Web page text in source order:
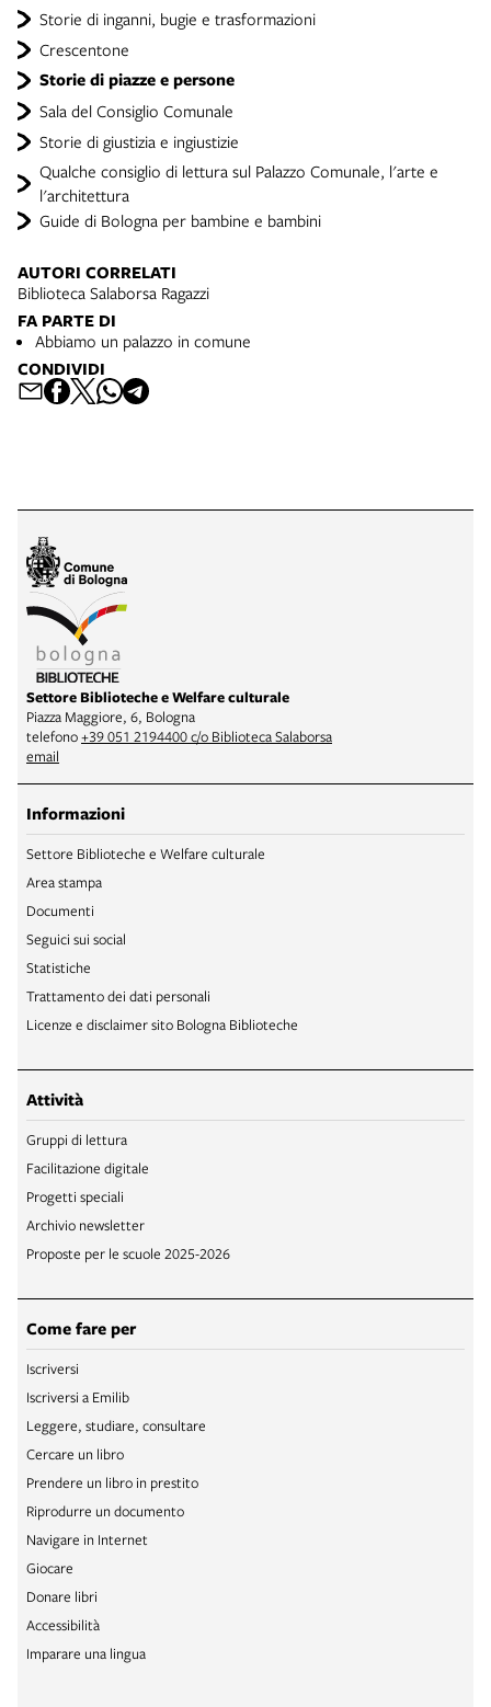
Storie di inganni, bugie e trasformazioni
Crescentone
Storie di piazze e persone
Sala del Consiglio Comunale
Storie di giustizia e ingiustizie
Qualche consiglio di lettura sul Palazzo Comunale, l'arte e
l'architettura
Guide di Bologna per bambine e bambini
AUTORI CORRELATI
Biblioteca Salaborsa Ragazzi
FA PARTE DI
Abbiamo un palazzo in comune
CONDIVIDI
Settore Biblioteche e Welfare culturale
Piazza Maggiore, 6, Bologna
telefono+39 051 2194400 c/o Biblioteca Salaborsa
email
Informazioni
Settore Biblioteche e Welfare culturale
Area stampa
Documenti
Seguici sui social
Statistiche
Trattamento dei dati personali
Licenze e disclaimer sito Bologna Biblioteche
Attività
Gruppi di lettura
Facilitazione digitale
Progetti speciali
Archivio newsletter
Proposte per le scuole 2025-2026
Come fare per
Iscriversi
Iscriversi a Emilib
Leggere, studiare, consultare
Cercare un libro
Prendere un libro in prestito
Riprodurre un documento
Navigare in Internet
Giocare
Donare libri
Accessibilità
Imparare una lingua